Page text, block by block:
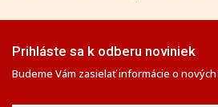
Prihláste sa k odberu noviniek
Budeme Vám zasielať informácie o nových